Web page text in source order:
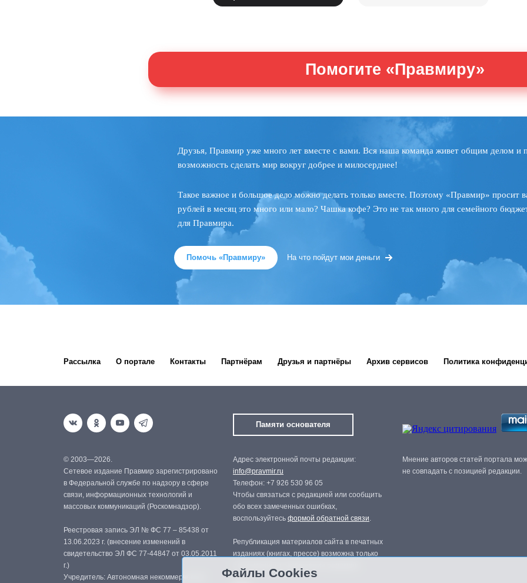
Помогите «Правмиру»
Друзья, Правмир уже много лет вместе с вами. Вся наша команда живет общим делом и
возможность сделать мир вокруг добрее и милосерднее!
Такое важное и большое дело можно делать только вместе. Поэтому «Правмир» просит
рублей в месяц это много или мало? Чашка кофе? Это не так много для семейного
для Правмира.
Помочь «Правмиру» На что пойдут мои деньги
Рассылка О портале Контакты Партнёрам Друзья и партнёры Архив сервисов Политика
Памяти основателя
© 2003—2026.
Сетевое издание Правмир зарегистрировано
в Федеральной службе по надзору в сфере
связи, информационных технологий и
массовых коммуникаций (Роскомнадзор).
Реестровая запись ЭЛ № ФС 77 – 85438 от
13.06.2023 г. (внесение изменений в
свидетельство ЭЛ ФС 77-44847 от 03.05.2011
г.)
Учредитель: Автономная некоммерческая
Адрес электронной почты редакции:
info@pravmir.ru
Телефон: +7 926 530 96 05
Чтобы связаться с редакцией или сообщить
обо всех замеченных ошибках,
воспользуйтесь формой обратной связи.
Републикация материалов сайта в печатных
изданиях (книгах, прессе) возможна только
Мнение авторов статей портала
не совпадать с позицией редакции.
Файлы Cookies